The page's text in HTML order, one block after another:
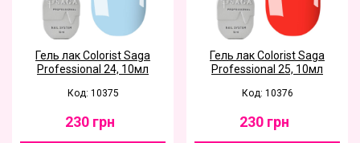
Гель лак Colorist Saga
Professional 24, 10мл
Код: 10375
230 грн
Гель лак Colorist Saga
Professional 25, 10мл
Код: 10376
230 грн